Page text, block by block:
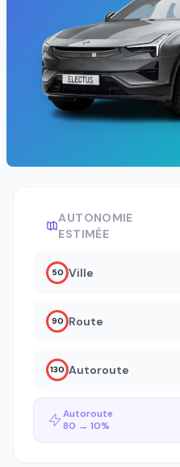
AUTONOMIE
ESTIMÉE
50 Ville
90 Route
130 Autoroute
Autoroute
80 → 10%